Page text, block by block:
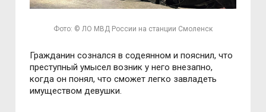
Фото: © ЛО МВД России на станции Смоленск
Гражданин сознался в содеянном и пояснил, что
преступный умысел возник у него внезапно,
когда он понял, что сможет легко завладеть
имуществом девушки.